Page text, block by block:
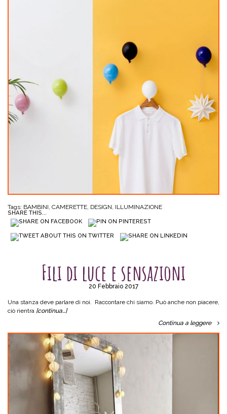
Tags: BAMBINI CAMERETTE DESIGN ILLUMINAZIONE
SHARE THIS...
Fili di luce e sensazioni
20 Febbraio 2017
Una stanza deve parlare di noi. Raccontare chi siamo. Può anche non piacere,
ciò rientra [continua…]
Continua a leggere